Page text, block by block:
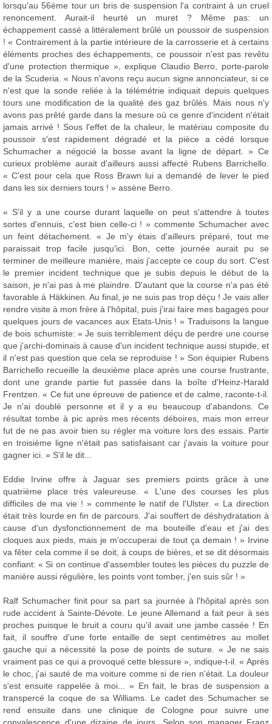
lorsqu'au 56ème tour un bris de suspension l'a contraint à un cruel
renoncement. Aurait-il heurté un muret ? Même pas: un
échappement cassé a littéralement brûlé un poussoir de suspension
! « Contrairement à la partie intérieure de la carrosserie et à certains
éléments proches des échappements, ce poussoir n'est pas revêtu
d'une protection thermique », explique Claudio Berro, porte-parole
de la Scuderia. « Nous n'avons reçu aucun signe annonciateur, si ce
n'est que la sonde reliée à la télémétrie indiquait depuis quelques
tours une modification de la qualité des gaz brûlés. Mais nous n'y
avons pas prêté garde dans la mesure où ce genre d'incident n'était
jamais arrivé ! Sous l'effet de la chaleur, le matériau composite du
poussoir s'est rapidement dégradé et la pièce a cédé lorsque
Schumacher a négocié la bosse avant la ligne de départ. » Ce
curieux problème aurait d'ailleurs aussi affecté Rubens Barrichello.
« C'est pour cela que Ross Brawn lui a demandé de lever le pied
dans les six derniers tours ! » assène Berro.
« S'il y a une course durant laquelle on peut s'attendre à toutes
sortes d'ennuis, c'est bien celle-ci ! » commente Schumacher avec
un feint détachement. « Je m'y étais d'ailleurs préparé, tout me
paraissait trop facile jusqu'ici. Bon, cette journée aurait pu se
terminer de meilleure manière, mais j'accepte ce coup du sort. C'est
le premier incident technique que je subis depuis le début de la
saison, je n'ai pas à me plaindre. D'autant que la course n'a pas été
favorable à Häkkinen. Au final, je ne suis pas trop déçu ! Je vais aller
rendre visite à mon frère à l'hôpital, puis j'irai faire mes bagages pour
quelques jours de vacances aux Etats-Unis ! » Traduisons la langue
de bois schumiste: « Je suis terriblement déçu de perdre une course
que j'archi-dominais à cause d'un incident technique aussi stupide, et
il n'est pas question que cela se reproduise ! » Son équipier Rubens
Barrichello recueille la deuxième place après une course frustrante,
dont une grande partie fut passée dans la boîte d'Heinz-Harald
Frentzen. « Ce fut une épreuve de patience et de calme, raconte-t-il.
Je n'ai doublé personne et il y a eu beaucoup d'abandons. Ce
résultat tombe à pic après mes récents déboires, mais mon erreur
fut de ne pas avoir bien su régler ma voiture lors des essais. Partir
en troisième ligne n'était pas satisfaisant car j'avais la voiture pour
gagner ici. » S'il le dit...
Eddie Irvine offre à Jaguar ses premiers points grâce à une
quatrième place très valeureuse. « L'une des courses les plus
difficiles de ma vie ! » commente le natif de l'Ulster. « La direction
était très lourde en fin de parcours. J'ai souffert de déshydratation à
cause d'un dysfonctionnement de ma bouteille d'eau et j'ai des
cloques aux pieds, mais je m'occuperai de tout ça demain ! » Irvine
va fêter cela comme il se doit, à coups de bières, et se dit désormais
confiant: « Si on continue d'assembler toutes les pièces du puzzle de
manière aussi régulière, les points vont tomber, j'en suis sûr ! »
Ralf Schumacher finit pour sa part sa journée à l'hôpital après son
rude accident à Sainte-Dévote. Le jeune Allemand a fait peur à ses
proches puisque le bruit a couru qu'il avait une jambe cassée ! En
fait, il souffre d'une forte entaille de sept centimètres au mollet
gauche qui a nécessité la pose de points de suture. « Je ne sais
vraiment pas ce qui a provoqué cette blessure », indique-t-il. « Après
le choc, j'ai sauté de ma voiture comme si de rien n'était. La douleur
s'est ensuite rappelée à moi... » En fait, le bras de suspension a
transpercé la coque de sa Williams. Le cadet des Schumacher se
rend ensuite dans une clinique de Cologne pour suivre une